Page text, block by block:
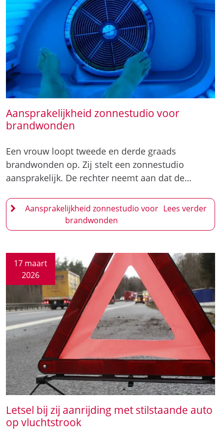
Aansprakelijkheid zonnestudio voor
Een vrouw loopt tweede en derde graads
brandwonden op. Zij stelt een zonnestudio
aansprakelijk. De rechter neemt aan dat de…
Aansprakelijkheid zonnestudio voor
17 maart
2026
Letsel bij zij aanrijding met stilstaande auto